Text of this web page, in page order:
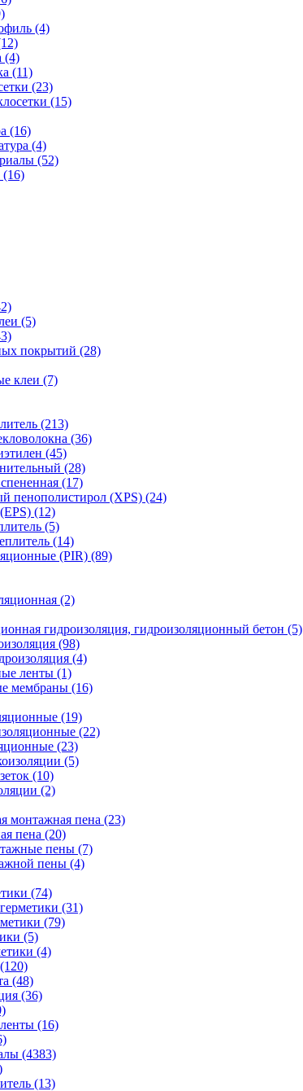
(4)
(4)
(11)
(23)
(15)
(16)
(4)
(52)
(5)
покрытий (28)
клеи (7)
(213)
(36)
(45)
(28)
(17)
пенополистирол (XPS) (24)
(12)
(5)
(14)
(PIR) (89)
(2)
гидроизоляция, гидроизоляционный бетон (5)
(98)
(4)
ленты (1)
мембраны (16)
(19)
(22)
(23)
(5)
(10)
(2)
монтажная пена (23)
пена (20)
пены (7)
пены (4)
(74)
(31)
(79)
(5)
(4)
(48)
(36)
(16)
(4383)
(13)